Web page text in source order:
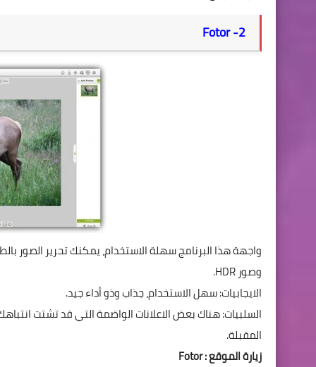
2-
Fotor
واجهة هذا البرنامج سهلة الاستخدام، يمكنك تحرير الصور
وصور HDR
.
الايجابيات: سهل الاستخدام، جذاب وذو أداء جيد.
السلبيات: هناك بعض الاعلانات الواضمة التي قد تشتت
المقبلة.
زيارة الموقع :Fotor